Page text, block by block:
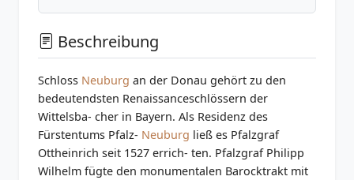
Beschreibung
Schloss Neuburg an der Donau gehört zu den
bedeutendsten Renaissanceschlössern der
Wittelsba- cher in Bayern. Als Residenz des
Fürstentums Pfalz- Neuburg ließ es Pfalzgraf
Ottheinrich seit 1527 errich- ten. Pfalzgraf Philipp
Wilhelm fügte den monumentalen Barocktrakt mit